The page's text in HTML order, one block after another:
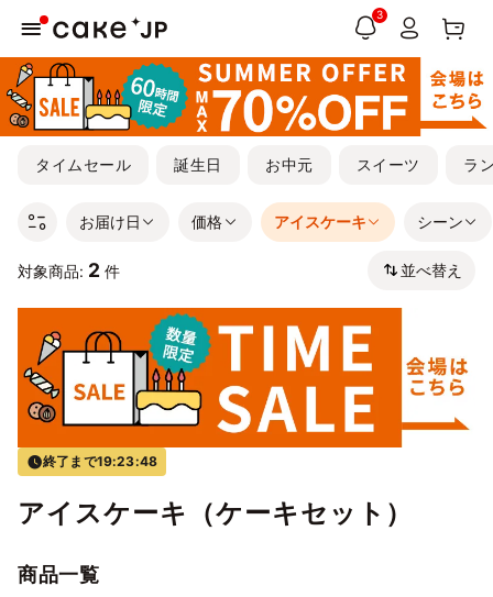
3
タイムセール 誕生日 お中元 スイーツ ラ
お届け日 価格 アイスケーキ シーン
対象商品: 2 件 並べ替え
終了まで19:23:48
アイスケーキ（ケーキセット）
商品一覧